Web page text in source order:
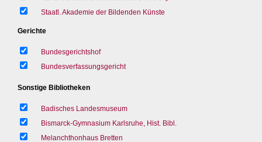
Staatl. Akademie der Bildenden Künste
Gerichte
Bundesgerichtshof
Bundesverfassungsgericht
Sonstige Bibliotheken
Badisches Landesmuseum
Bismarck-Gymnasium Karlsruhe, Hist. Bibl.
Melanchthonhaus Bretten